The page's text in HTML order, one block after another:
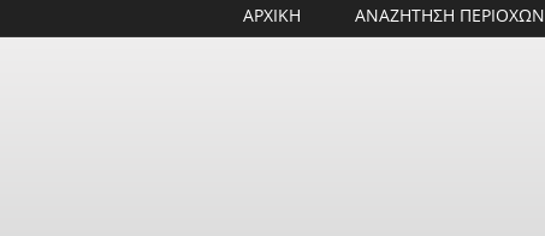
ΑΡΧΙΚΗ ΑΝΑΖΗΤΗΣΗ ΠΕΡΙΟΧΩΝ